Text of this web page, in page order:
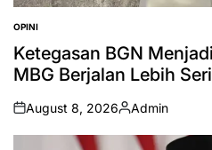
POSTED
IN
OPINI
Ketegasan BGN
MBG Berjalan Lebih
on
August 8, 2026
Posted
by
Admin